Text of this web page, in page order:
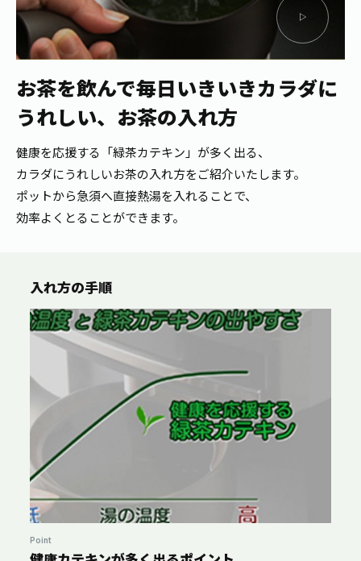
お茶を飲んで毎日いきいきカラダに
うれしい、お茶の入れ方
健康を応援する「緑茶カテキン」が多く出る、
カラダにうれしいお茶の入れ方をご紹介いたします。
ポットから急須へ直接熱湯を入れることで、
効率よくとることができます。
入れ方の手順
Point